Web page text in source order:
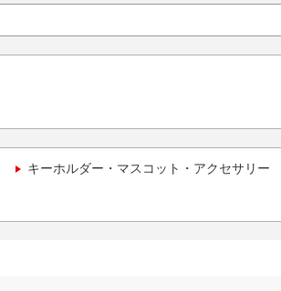
キーホルダー・マスコット・アクセサリー